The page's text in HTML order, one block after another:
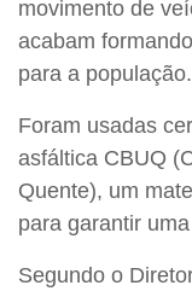
movimento de
acabam
para a população.
Foram usadas
asfáltica CBUQ
Quente), um
para garantir
Segundo o